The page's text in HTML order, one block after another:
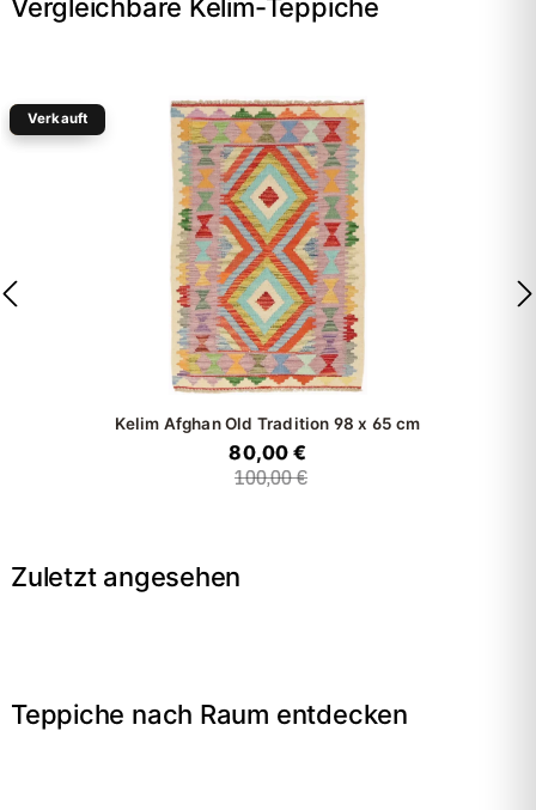
Vergleichbare Kelim-Teppiche
Verkauft
-20%
Kelim Afghan Old Tradition 98 x 65 cm
80,00 €
100,00 €
Zuletzt angesehen
Teppiche nach Raum entdecken
Wohnzimmer